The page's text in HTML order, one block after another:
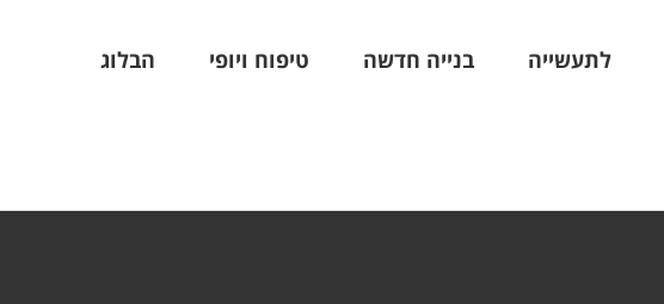
לתעשייה בנייה חדשה טיפוח ויופי הבלוג